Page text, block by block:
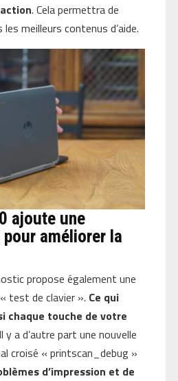
. Cela permettra de
meilleurs contenus d’aide.
ajoute une
améliorer la
propose également une
test de clavier ». Ce qui
chaque touche de votre
y a d’autre part une nouvelle
croisé « printscan_debug »
d’impression et de